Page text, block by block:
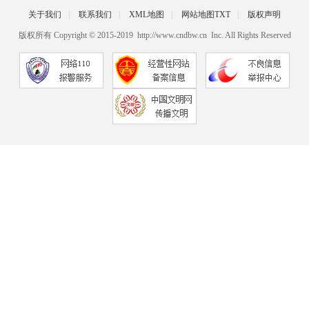
关于我们 联系我们 XML地图 网站地图TXT 版权声明
版权所有 Copyright © 2015-2019 http://www.cndbw.cn Inc. All Rights Reserved